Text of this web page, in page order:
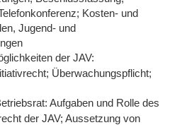
Kosten- und
Jugend- und
der JAV:
Überwachungspflicht;
Aufgaben und Rolle des
der JAV; Aussetzung von